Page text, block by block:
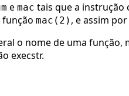
e mac tais que a instrução
função mac(2) , e assim
o nome de uma função,
execstr.